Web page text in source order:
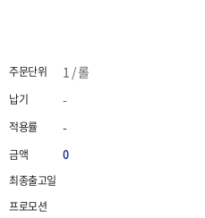
1 / 롤
-
-
0